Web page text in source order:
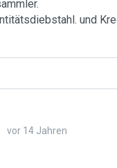
und
vor 14 Jahren